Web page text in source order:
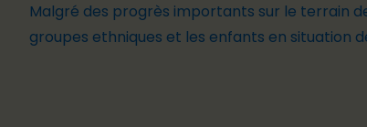
Malgré des progrès importants sur le terrain
groupes ethniques et les enfants en situation